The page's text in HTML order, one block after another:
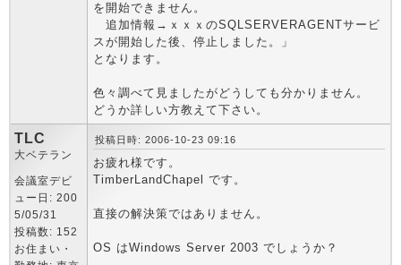
を開始できません。
追加情報→ｘｘｘのSQLSERVERAGENTサービ
スが開始した後、停止しました。」
となります。
色々調べて見ましたがどうしても分かりません。
どうか詳しい方教えて下さい。
TLC
大ベテラン
会議室デビ
ュー日: 200
5/05/31
投稿数: 152
お住まい・
投稿日時: 2006-10-23 09:16
お疲れ様です。
TimberLandChapel です。
直接の解決策ではありません。
OS はWindows Server 2003 でしょうか？